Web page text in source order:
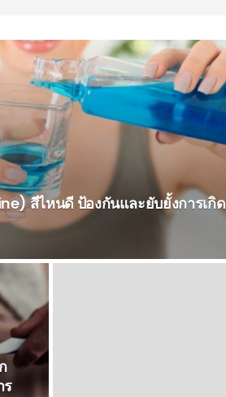
สีไหนดี ป้องกันและยับยั้งการเกิด
ร